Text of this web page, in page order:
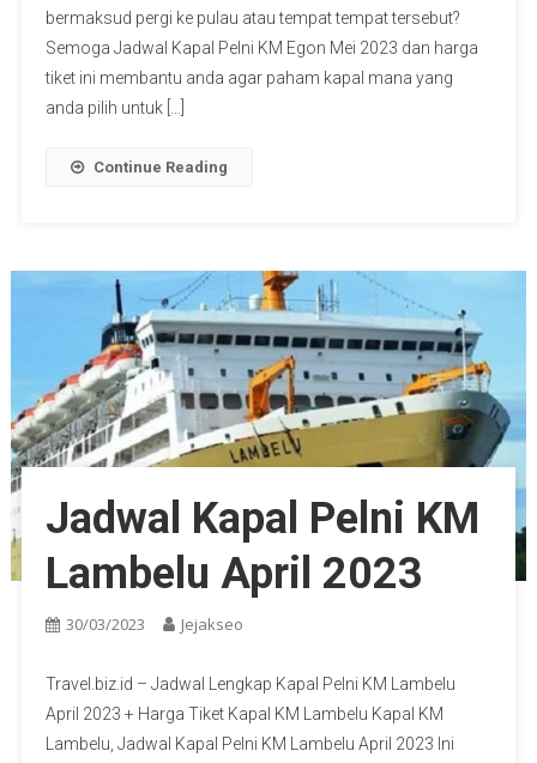
bermaksud pergi ke pulau atau tempat tempat tersebut?
Semoga Jadwal Kapal Pelni KM Egon Mei 2023 dan harga
tiket ini membantu anda agar paham kapal mana yang
anda pilih untuk […]
Continue Reading
Jadwal Kapal Pelni KM
Lambelu April 2023
30/03/2023 Jejakseo
Travel.biz.id – Jadwal Lengkap Kapal Pelni KM Lambelu
April 2023 + Harga Tiket Kapal KM Lambelu Kapal KM
Lambelu, Jadwal Kapal Pelni KM Lambelu April 2023 Ini